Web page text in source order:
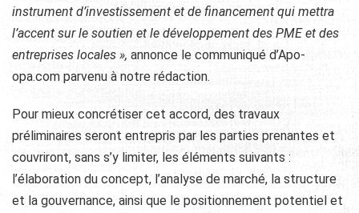
instrument d’investissement et de financement qui mettra
l’accent sur le soutien et le développement des PME et des
entreprises locales », annonce le communiqué d’Apo-
opa.com parvenu à notre rédaction.
Pour mieux concrétiser cet accord, des travaux
préliminaires seront entrepris par les parties prenantes et
couvriront, sans s’y limiter, les éléments suivants :
l’élaboration du concept, l’analyse de marché, la structure
et la gouvernance, ainsi que le positionnement potentiel et